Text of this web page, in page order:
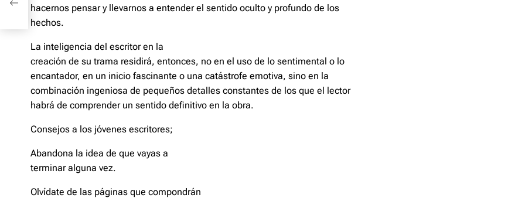
hacernos pensar y llevarnos a entender el sentido oculto y profundo de los
hechos.
La inteligencia del escritor en la
creación de su trama residirá, entonces, no en el uso de lo sentimental o lo
encantador, en un inicio fascinante o una catástrofe emotiva, sino en la
combinación ingeniosa de pequeños detalles constantes de los que el lector
habrá de comprender un sentido definitivo en la obra.
Consejos a los jóvenes escritores;
Abandona la idea de que vayas a
terminar alguna vez.
Olvídate de las páginas que compondrán